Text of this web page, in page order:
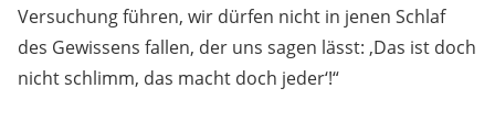
Versuchung führen, wir dürfen nicht in jenen Schlaf
des Gewissens fallen, der uns sagen lässt: ,Das ist doch
nicht schlimm, das macht doch jeder‘!“